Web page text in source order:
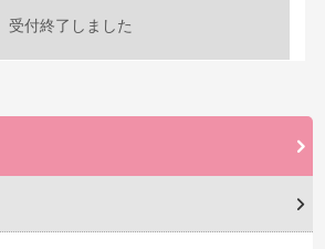
受付終了しました